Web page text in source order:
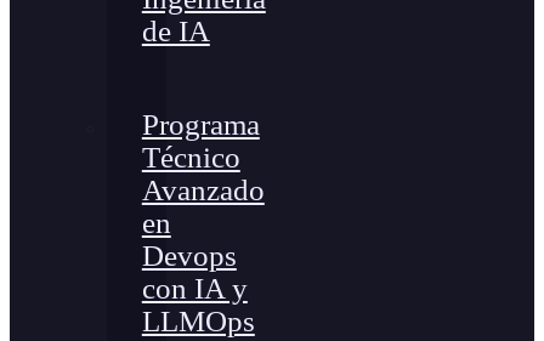
de IA
Programa
Técnico
Avanzado
en
Devops
con IA y
LLMOps